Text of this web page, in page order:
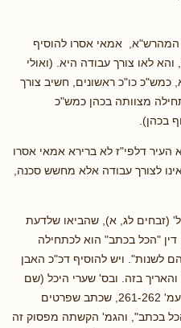
אמאי אסרו להוסיף
לאו צורך עבודה היא. (ואולי
כמש"כ כו"כ ראשונים, חשיב צורך
מצוותה בכהן כמש"כ
בכהן).
העיר דלפי"ז לא ברירא אמאי אסרו
לצורך עבודה אלא מחשש סכנה,
(זבחים לג, א), שהביאו שלדעת
"הכל בכתב" הוא לכתחילה
לשנות". ויש להוסיף דכ"כ האבן
בזה. ובס' שערי היכל (שם
הערה 31) כתבו: "עיין בזבחי אפרים עמ' 261-262, שכתב שפרטים
בכתב", והגמ' הקשתה מפסוק זה